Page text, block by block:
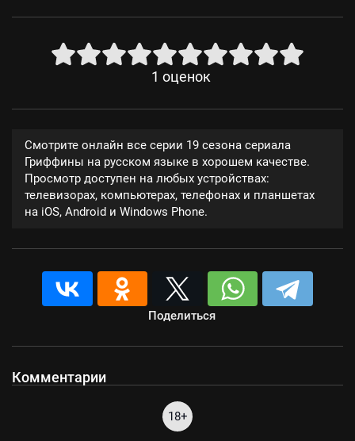
1 оценок
Смотрите онлайн все серии 19 сезона сериала
Гриффины на русском языке в хорошем качестве.
Просмотр доступен на любых устройствах:
телевизорах, компьютерах, телефонах и планшетах
на iOS, Android и Windows Phone.
Поделиться
Комментарии
18+